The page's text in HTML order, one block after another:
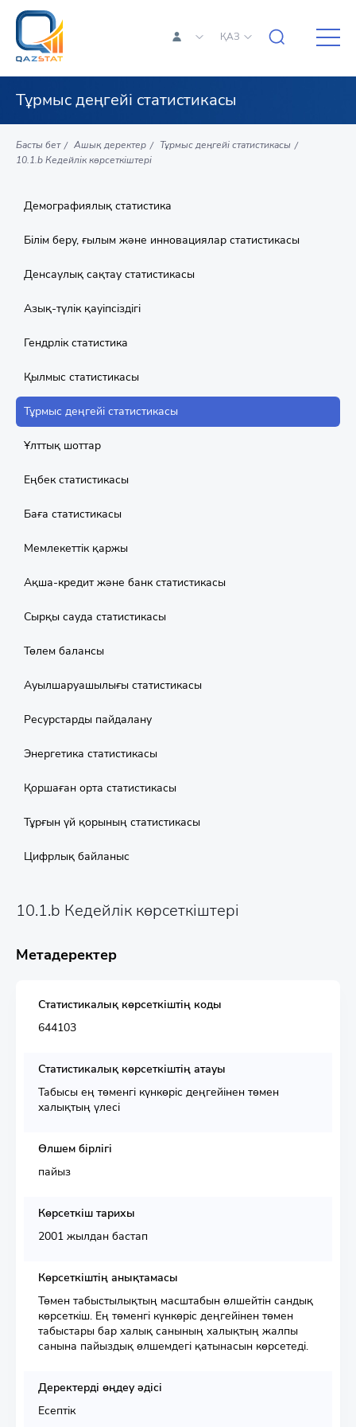
ҚАЗ
Тұрмыс деңгейі статистикасы
Басты бет Ашық деректер
Тұрмыс деңгейі статистикасы
10.1.b Кедейлік көрсеткіштері
Демографиялық статистика
Білім беру, ғылым және инновациялар статистикасы
Денсаулық сақтау статистикасы
Азық-түлік қауіпсіздігі
Гендрлік статистика
Қылмыс статистикасы
Тұрмыс деңгейі статистикасы
Ұлттық шоттар
Еңбек статистикасы
Баға статистикасы
Мемлекеттік қаржы
Aқша-кредит және банк статистикасы
Сырқы сауда статистикасы
Төлем балансы
Ауылшаруашылығы статистикасы
Ресурстарды пайдалану
Энергетика статистикасы
Қоршаған орта статистикасы
Тұрғын үй қорының статистикасы
Цифрлық байланыс
10.1.b Кедейлік көрсеткіштері
Метадеректер
Статистикалық көрсеткіштің коды
644103
Статистикалық көрсеткіштің атауы
Табысы ең төменгі күнкөріс деңгейінен төмен
халықтың үлесі
Өлшем бірлігі
пайыз
Көрсеткіш тарихы
2001 жылдан бастап
Көрсеткіштің анықтамасы
Төмен табыстылықтың масштабын өлшейтін сандық
көрсеткіш. Ең төменгі күнкөріс деңгейінен төмен
табыстары бар халық санының халықтың жалпы
санына пайыздық өлшемдегі қатынасын көрсетеді.
Деректерді өңдеу әдісі
Есептік